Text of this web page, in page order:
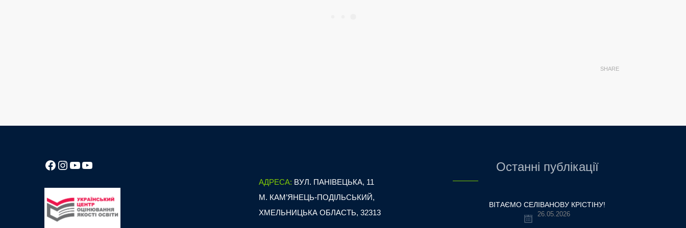
SHARE
Посилання на Facebook сторінку ліцею
Instagram
Посилання на YouTube канал ліцеюПосилання на YouTube канал ліцею
АДРЕСА: ВУЛ. ПАНІВЕЦЬКА, 11
М. КАМ’ЯНЕЦЬ-ПОДІЛЬСЬКИЙ,
ХМЕЛЬНИЦЬКА ОБЛАСТЬ, 32313
Останні публікації
ВІТАЄМО СЕЛІВАНОВУ КРІСТІНУ!
26.05.2026